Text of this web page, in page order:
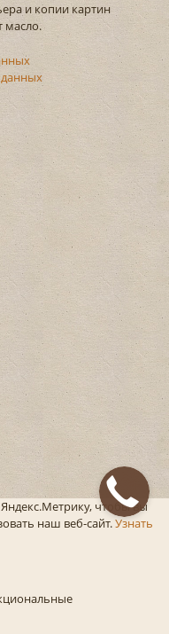
и копии картин
масло.
чтобы вы
наш веб-сайт.Узнать